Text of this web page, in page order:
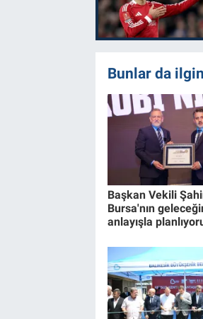
Bunlar da
Başkan Vekili
Bursa'nın
anlayışla